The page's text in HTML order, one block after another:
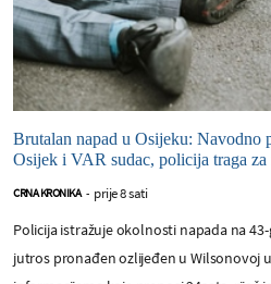
Brutalan napad u Osijeku: Navodno
Osijek i VAR sudac, policija traga za
CRNA KRONIKA - prije 8 sati
Policija istražuje okolnosti napada na
jutros pronađen ozlijeđen u Wilsonovoj